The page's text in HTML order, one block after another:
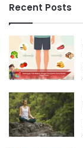
Recent Posts